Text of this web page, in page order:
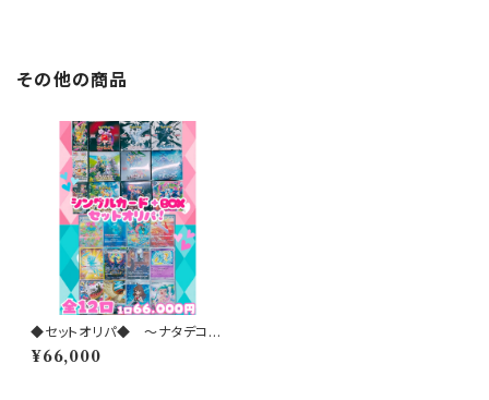
その他の商品
◆セットオリパ◆ 〜ナタデココ
オリパ 2026 vol.48〜
¥66,000